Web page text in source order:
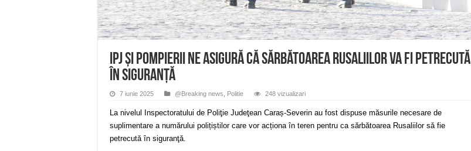
IPJ și Pompierii ne asigură că sărbătoarea Rusaliilor va fi petrecută
în siguranţă
7 iunie 2025 @Breaking news Politie 248 vizualizari
La nivelul Inspectoratului de Poliţie Judeţean Caraș-Severin au fost dispuse măsurile necesare de
suplimentare a numărului polițiștilor care vor acționa în teren pentru ca sărbătoarea Rusaliilor să fie
petrecută în siguranţă.